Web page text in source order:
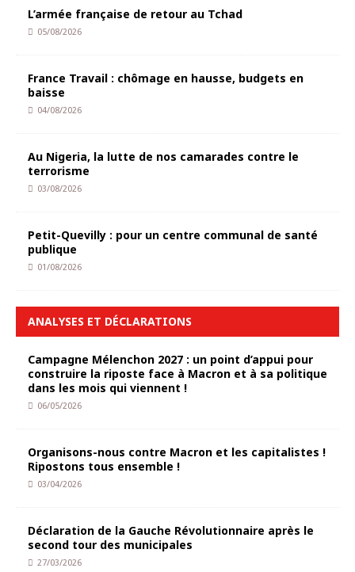
L’armée française de retour au Tchad
05/08/2026
France Travail : chômage en hausse, budgets en
baisse
04/08/2026
Au Nigeria, la lutte de nos camarades contre le
terrorisme
03/08/2026
Petit-Quevilly : pour un centre communal de santé
publique
01/08/2026
ANALYSES ET DÉCLARATIONS
Campagne Mélenchon 2027 : un point d’appui pour
construire la riposte face à Macron et à sa politique
dans les mois qui viennent !
06/05/2026
Organisons-nous contre Macron et les capitalistes !
Ripostons tous ensemble !
03/04/2026
Déclaration de la Gauche Révolutionnaire après le
second tour des municipales
27/03/2026